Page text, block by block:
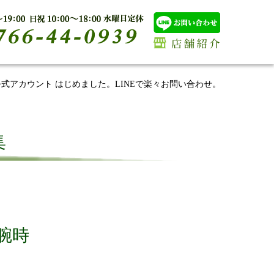
アカウント はじめました。LINEで楽々お問い合わせ。
時